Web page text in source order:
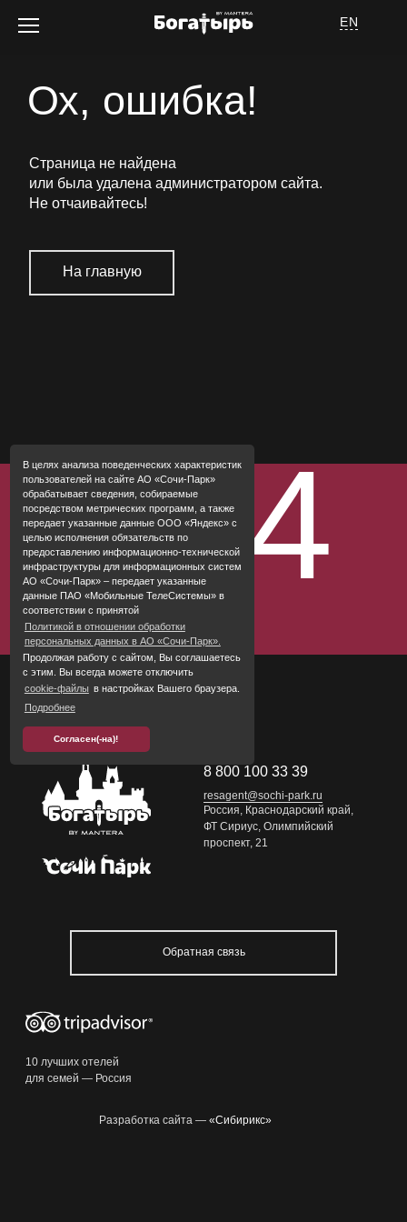
В целях анализа поведенческих характеристик
пользователей на сайте АО «Сочи-Парк»
обрабатывает сведения, собираемые
посредством метрических программ, а также
передает указанные данные ООО «Яндекс» с
целью исполнения обязательств по
предоставлению информационно-технической
инфраструктуры для информационных систем
АО «Сочи-Парк» – передает указанные
данные ПАО «Мобильные ТелеСистемы» в
соответствии с принятой
Политикой в отношении обработки
персональных данных в АО «Сочи-Парк».
Продолжая работу с сайтом, Вы соглашаетесь
с этим. Вы всегда можете отключить
cookie-файлы в настройках Вашего браузера.
Подробнее
Согласен(-на)!
EN
Номера
Спа
Рестораны и бары
Сочи Парк
Ваше событие
Правила проживания
8 800 100 33 39
Ох, ошибка!
Страница не найдена
или была удалена администратором сайта.
Не отчаивайтесь!
На главную
404
8 800 100 33 39
Россия, Краснодарский край,
ФТ Сириус, Олимпийский
проспект, 21
resagent@sochi-park.ru
Обратная связь
10 лучших отелей
для семей — Россия
Разработка сайта — «Сибирикс»